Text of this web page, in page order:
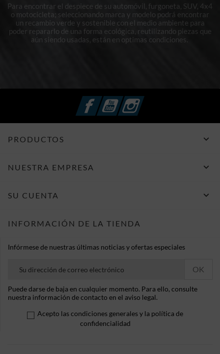
Para encontrar el despiece de su automóvil, furgoneta, SUV, 4x4
o motocicleta; seleccionando marca y modelo podrá encontrar
un recambio verde y sostenible con el medio ambiente para
poder repararlo de una forma ecológica, reutilizando piezas que
aún siendo usadas, están en optimas condiciones.
FacebookYouTubeInstagram
PRODUCTOS 
NUESTRA EMPRESA 
SU CUENTA 
INFORMACIÓN DE LA TIENDA
Infórmese de nuestras últimas noticias y ofertas especiales
Puede darse de baja en cualquier momento. Para ello, consulte
nuestra información de contacto en el aviso legal.
Acepto las condiciones generales y la política de
confidencialidad